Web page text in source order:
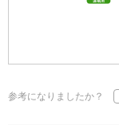
参考になりましたか？